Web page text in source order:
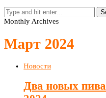
Monthly Archives
Март 2024
Новости
Два новых